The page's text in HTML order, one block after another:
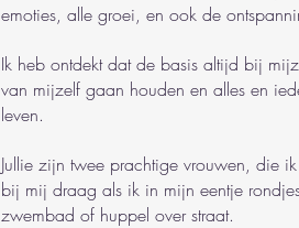
emoties, alle groei, en ook de
Ik heb ontdekt dat de basis altijd bij
van mijzelf gaan houden en alles en
leven.
Jullie zijn twee prachtige vrouwen, die
bij mij draag als ik in mijn eentje
zwembad of huppel over straat.